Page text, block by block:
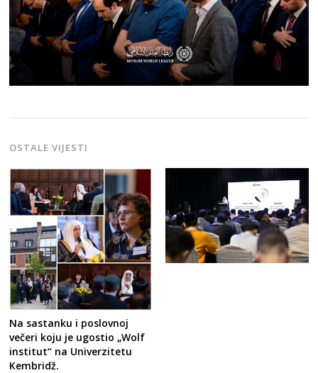
OSTALE VIJESTI
Na sastanku i poslovnoj
večeri koju je ugostio „Wolf
institut“ na Univerzitetu
Kembridž.